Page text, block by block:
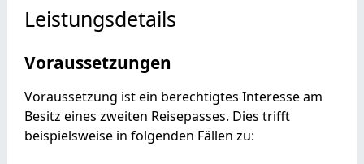
Leistungsdetails
Voraussetzungen
Voraussetzung ist ein berechtigtes Interesse am
Besitz eines zweiten Reisepasses. Dies trifft
beispielsweise in folgenden Fällen zu: